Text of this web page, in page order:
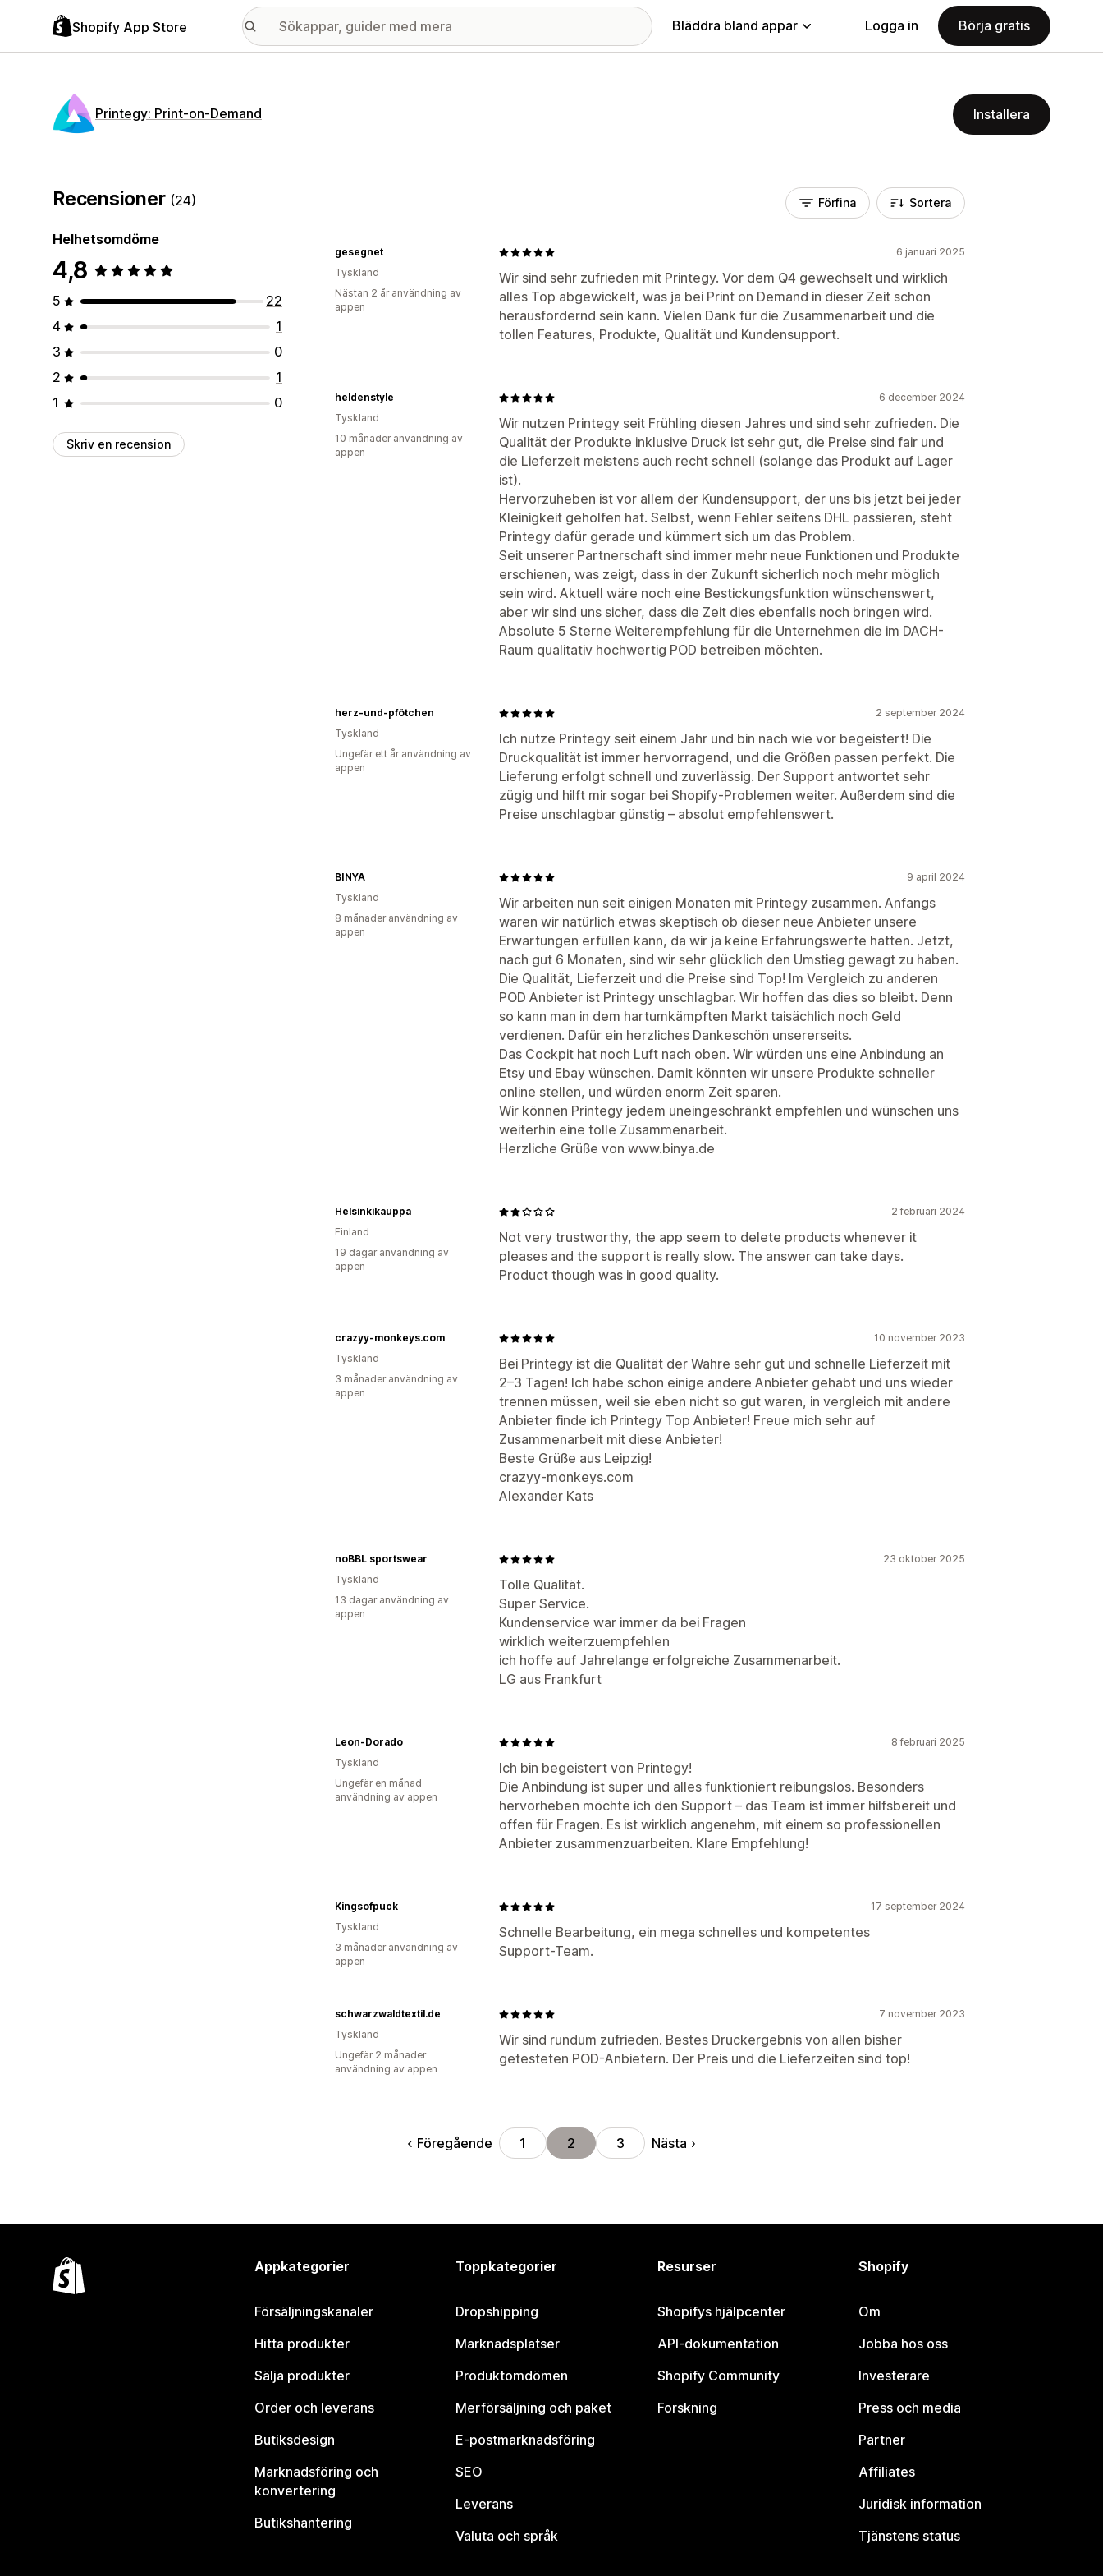
Shopify App Store Bläddra bland appar Logga in Börja gratis
Printegy: Print‑on‑Demand Installera
Recensioner (24)
Helhetsomdöme
4,8
5
22
4
1
3
0
2
1
1
0
Skriv en recension
Förfina Sortera
6 januari 2025
Wir sind sehr zufrieden mit Printegy. Vor dem Q4 gewechselt und wirklich
alles Top abgewickelt, was ja bei Print on Demand in dieser Zeit schon
herausfordernd sein kann. Vielen Dank für die Zusammenarbeit und die
tollen Features, Produkte, Qualität und Kundensupport.
gesegnet
Tyskland
Nästan 2 år användning av
appen
6 december 2024
Wir nutzen Printegy seit Frühling diesen Jahres und sind sehr zufrieden. Die
Qualität der Produkte inklusive Druck ist sehr gut, die Preise sind fair und
die Lieferzeit meistens auch recht schnell (solange das Produkt auf Lager
ist).
Hervorzuheben ist vor allem der Kundensupport, der uns bis jetzt bei jeder
Kleinigkeit geholfen hat. Selbst, wenn Fehler seitens DHL passieren, steht
Printegy dafür gerade und kümmert sich um das Problem.
Seit unserer Partnerschaft sind immer mehr neue Funktionen und Produkte
erschienen, was zeigt, dass in der Zukunft sicherlich noch mehr möglich
sein wird. Aktuell wäre noch eine Bestickungsfunktion wünschenswert,
aber wir sind uns sicher, dass die Zeit dies ebenfalls noch bringen wird.
Absolute 5 Sterne Weiterempfehlung für die Unternehmen die im DACH-
Raum qualitativ hochwertig POD betreiben möchten.
heldenstyle
Tyskland
10 månader användning av
appen
2 september 2024
Ich nutze Printegy seit einem Jahr und bin nach wie vor begeistert! Die
Druckqualität ist immer hervorragend, und die Größen passen perfekt. Die
Lieferung erfolgt schnell und zuverlässig. Der Support antwortet sehr
zügig und hilft mir sogar bei Shopify-Problemen weiter. Außerdem sind die
Preise unschlagbar günstig – absolut empfehlenswert.
herz-und-pfötchen
Tyskland
Ungefär ett år användning av
appen
9 april 2024
Wir arbeiten nun seit einigen Monaten mit Printegy zusammen. Anfangs
waren wir natürlich etwas skeptisch ob dieser neue Anbieter unsere
Erwartungen erfüllen kann, da wir ja keine Erfahrungswerte hatten. Jetzt,
nach gut 6 Monaten, sind wir sehr glücklich den Umstieg gewagt zu haben.
Die Qualität, Lieferzeit und die Preise sind Top! Im Vergleich zu anderen
POD Anbieter ist Printegy unschlagbar. Wir hoffen das dies so bleibt. Denn
so kann man in dem hartumkämpften Markt taisächlich noch Geld
verdienen. Dafür ein herzliches Dankeschön unsererseits.
Das Cockpit hat noch Luft nach oben. Wir würden uns eine Anbindung an
Etsy und Ebay wünschen. Damit könnten wir unsere Produkte schneller
online stellen, und würden enorm Zeit sparen.
Wir können Printegy jedem uneingeschränkt empfehlen und wünschen uns
weiterhin eine tolle Zusammenarbeit.
Herzliche Grüße von www.binya.de
BINYA
Tyskland
8 månader användning av
appen
2 februari 2024
Not very trustworthy, the app seem to delete products whenever it
pleases and the support is really slow. The answer can take days.
Product though was in good quality.
Helsinkikauppa
Finland
19 dagar användning av
appen
10 november 2023
Bei Printegy ist die Qualität der Wahre sehr gut und schnelle Lieferzeit mit
2–3 Tagen! Ich habe schon einige andere Anbieter gehabt und uns wieder
trennen müssen, weil sie eben nicht so gut waren, in vergleich mit andere
Anbieter finde ich Printegy Top Anbieter! Freue mich sehr auf
Zusammenarbeit mit diese Anbieter!
Beste Grüße aus Leipzig!
crazyy-monkeys.com
Alexander Kats
crazyy-monkeys.com
Tyskland
3 månader användning av
appen
23 oktober 2025
Tolle Qualität.
Super Service.
Kundenservice war immer da bei Fragen
wirklich weiterzuempfehlen
ich hoffe auf Jahrelange erfolgreiche Zusammenarbeit.
LG aus Frankfurt
noBBL sportswear
Tyskland
13 dagar användning av
appen
8 februari 2025
Ich bin begeistert von Printegy!
Die Anbindung ist super und alles funktioniert reibungslos. Besonders
hervorheben möchte ich den Support – das Team ist immer hilfsbereit und
offen für Fragen. Es ist wirklich angenehm, mit einem so professionellen
Anbieter zusammenzuarbeiten. Klare Empfehlung!
Leon-Dorado
Tyskland
Ungefär en månad
användning av appen
17 september 2024
Schnelle Bearbeitung, ein mega schnelles und kompetentes
Support-Team.
Kingsofpuck
Tyskland
3 månader användning av
appen
7 november 2023
Wir sind rundum zufrieden. Bestes Druckergebnis von allen bisher
getesteten POD-Anbietern. Der Preis und die Lieferzeiten sind top!
schwarzwaldtextil.de
Tyskland
Ungefär 2 månader
användning av appen
Föregående 1 2 3 Nästa
Appkategorier
Försäljningskanaler
Hitta produkter
Sälja produkter
Order och leverans
Butiksdesign
Marknadsföring och
konvertering
Butikshantering
Toppkategorier
Dropshipping
Marknadsplatser
Produktomdömen
Merförsäljning och paket
E-postmarknadsföring
SEO
Leverans
Valuta och språk
Resurser
Shopifys hjälpcenter
API-dokumentation
Shopify Community
Forskning
Shopify
Om
Jobba hos oss
Investerare
Press och media
Partner
Affiliates
Juridisk information
Tjänstens status